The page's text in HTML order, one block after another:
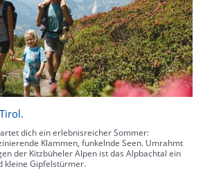
dich ein erlebnisreicher Sommer:
Klammen, funkelnde Seen. Umrahmt
der Kitzbüheler Alpen ist das Alpbachtal ein
kleine Gipfelstürmer.